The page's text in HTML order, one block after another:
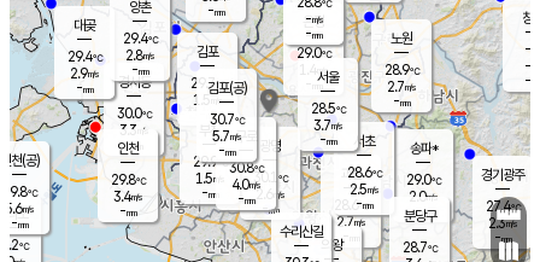
의도
℃
과천
28.6℃
2.7m/s
- mm
경기광주
27.4℃
2.3m/s
-mm
경서동
30.0℃
3.3 m/s
-mm
-mm
대곶
29.4℃
2.9m/s
-mm
창
-
-m/
-
의왕
김포
29.7℃
1.5 m/s
mm
광명
30.1
℃
2.6 m/s
-mm
부천
29.9℃
1.5m/s
-mm
양촌
29.4℃
2.8m/s
-mm
구로
30.8℃
4.0m/s
-mm
은평
29.0℃
1.4 m/s
- mm
노원
28.9℃
2.7m/s
-mm
송파*
29.0℃
2.0m/s
-mm
서초
28.6℃
2.5m/s
-mm
수리산길
분당구
28.7℃
℃
-m/s
-mm
인천(공)
29.8℃
5.6m/s
-mm
김포(공)
30.7℃
5.7m/s
-mm
인천
29.8℃
3.4m/s
-mm
서울
28.5℃
3.7m/s
-mm